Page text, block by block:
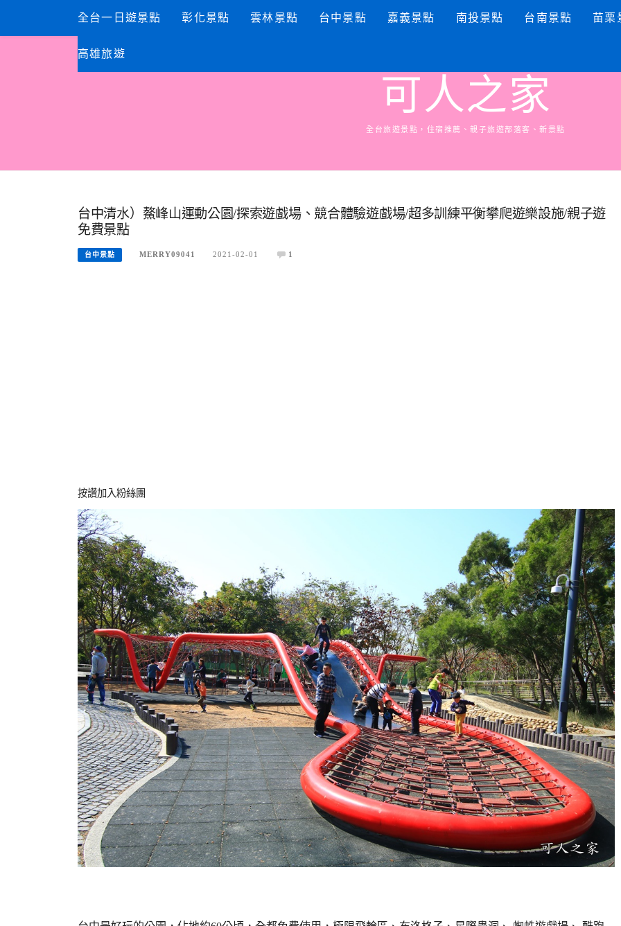
content
全台一日遊景點 彰化景點 雲林景點 台中景點 嘉義景點 南投景點 台南景點 苗栗
高雄旅遊
可人之家
全台旅遊景點，住宿推薦、親子旅遊部落客、新景點
台中清水）鰲峰山運動公園/探索遊戲場、競合體驗遊戲場/超多訓練平衡攀爬遊樂設施/親子遊
免費景點
台中景點 MERRY09041 2021-02-01 1
按讚加入粉絲團